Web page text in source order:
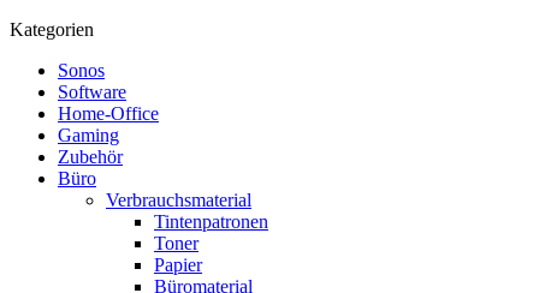
Kategorien
Sonos
Software
Home-Office
Gaming
Zubehör
Büro
Verbrauchsmaterial
Tintenpatronen
Toner
Papier
Büromaterial